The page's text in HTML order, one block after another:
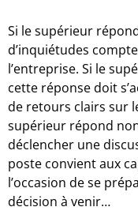
Si le supérieur
d’inquiétudes
l’entreprise. Si le
cette réponse doit
de retours clairs sur
supérieur répond
déclencher une
poste convient aux
l’occasion de se
décision à venir…